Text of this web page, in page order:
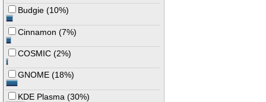
Budgie (10%)
Cinnamon (7%)
COSMIC (2%)
GNOME (18%)
KDE Plasma (30%)